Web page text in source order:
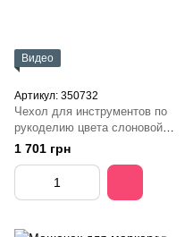
Видео
Артикул: 350732
Чехол для инструментов по
рукоделию цвета слоновой
кости Lantern Moon KnitPro
1 701 грн